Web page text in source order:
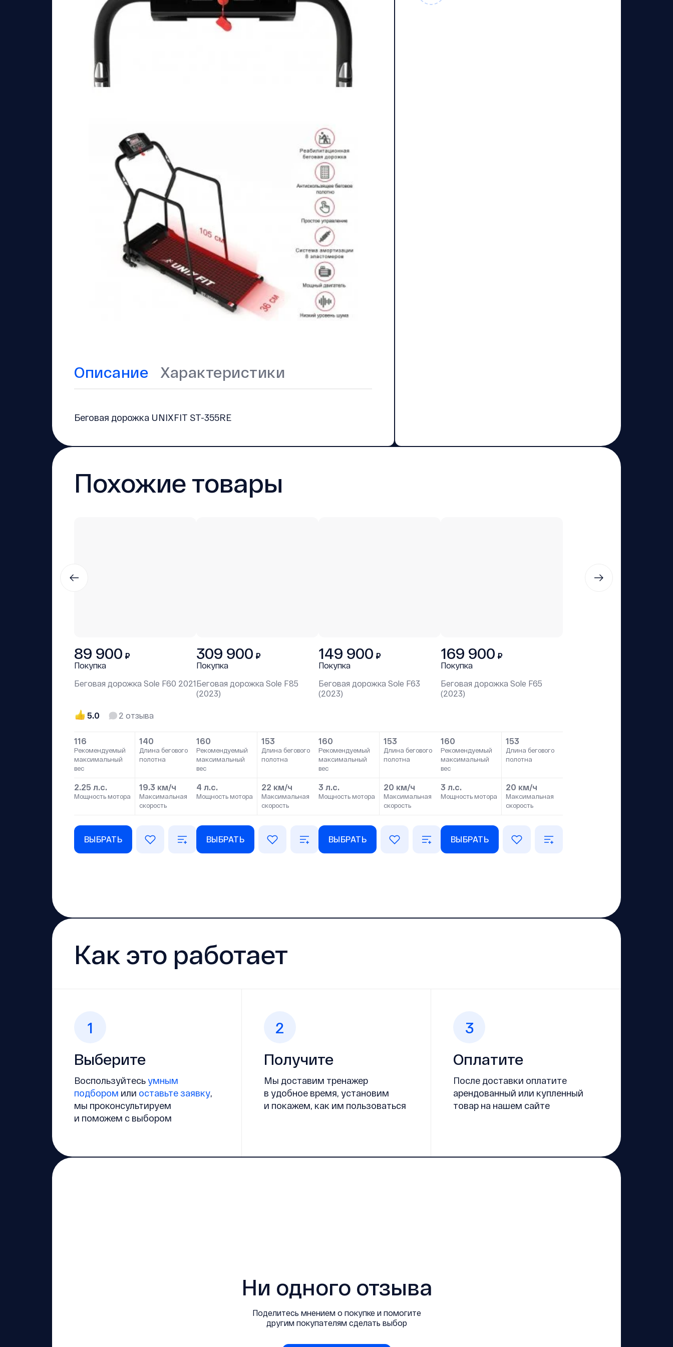
Описание Характеристики
Беговая дорожка UNIXFIT ST-355RE
Похожие товары
89 900 ₽
Покупка
Беговая дорожка Sole F60 2021
5.0 2 отзыва
116
Рекомендуемый
максимальный
вес
140
Длина бегового
полотна
2.25 л.с.
Мощность мотора
19.3 км/ч
Максимальная
скорость
ВЫБРАТЬ
309 900 ₽
Покупка
Беговая дорожка Sole F85
(2023)
160
Рекомендуемый
максимальный
вес
153
Длина бегового
полотна
4 л.с.
Мощность мотора
22 км/ч
Максимальная
скорость
ВЫБРАТЬ
149 900 ₽
Покупка
Беговая дорожка Sole F63
(2023)
160
Рекомендуемый
максимальный
вес
153
Длина бегового
полотна
3 л.с.
Мощность мотора
20 км/ч
Максимальная
скорость
ВЫБРАТЬ
169 900 ₽
Покупка
Беговая дорожка Sole F65
(2023)
160
Рекомендуемый
максимальный
вес
153
Длина бегового
полотна
3 л.с.
Мощность мотора
20 км/ч
Максимальная
скорость
ВЫБРАТЬ
Как это работает
1
Выберите
Воспользуйтесьумным
подбором или оставьте заявку,
мы проконсультируем
и поможем с выбором
2
Получите
Мы доставим тренажер
в удобное время, установим
и покажем, как им пользоваться
3
Оплатите
После доставки оплатите
арендованный или купленный
товар на нашем сайте
Ни одного отзыва
Поделитесь мнением о покупке и помогите
другим покупателям сделать выбор